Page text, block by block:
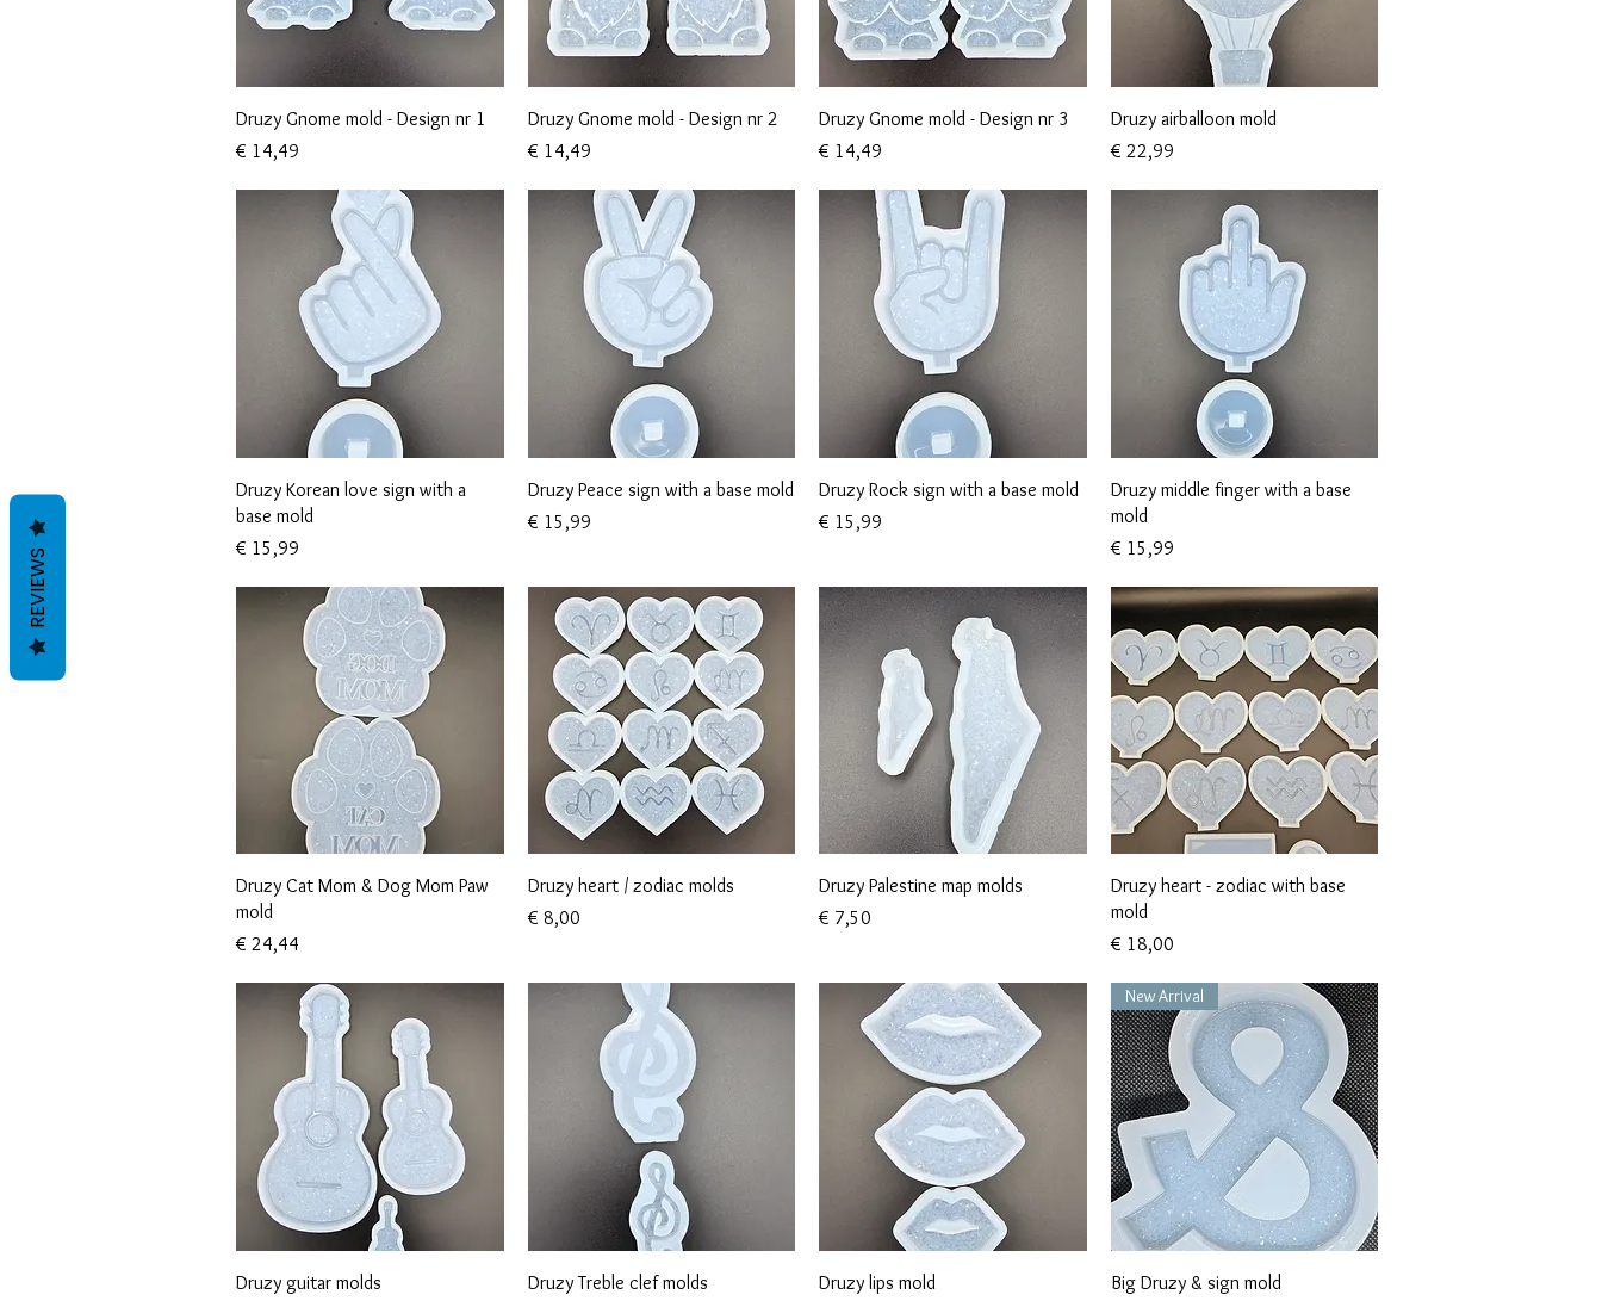
Snel overzicht
Druzy Gnome mold - Design nr 1
Prijs
€ 14,49
Snel overzicht
Druzy Gnome mold - Design nr 2
Prijs
€ 14,49
Snel overzicht
Druzy Gnome mold - Design nr 3
Prijs
€ 14,49
Snel overzicht
Druzy airballoon mold
Prijs
€ 22,99
Snel overzicht
Druzy Korean love sign with a
base mold
Prijs
€ 15,99
Snel overzicht
Druzy Peace sign with a base mold
Prijs
€ 15,99
Snel overzicht
Druzy Rock sign with a base mold
Prijs
€ 15,99
Snel overzicht
Druzy middle finger with a base
mold
Prijs
€ 15,99
Snel overzicht
Druzy Cat Mom & Dog Mom Paw
mold
Prijs
€ 24,44
Snel overzicht
Druzy heart / zodiac molds
Prijs
€ 8,00
Snel overzicht
Druzy Palestine map molds
Prijs
€ 7,50
Snel overzicht
Druzy heart - zodiac with base
mold
Prijs
€ 18,00
Snel overzicht
Druzy guitar molds
Snel overzicht
Druzy Treble clef molds
Snel overzicht
Druzy lips mold
Snel overzicht
New Arrival
Big Druzy & sign mold
REVIEWS